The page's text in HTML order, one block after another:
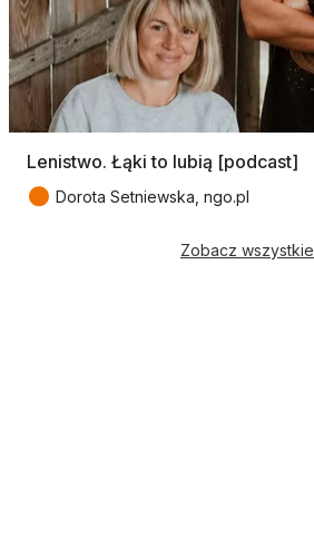
Lenistwo. Łąki to lubią [podcast]
● Dorota Setniewska, ngo.pl
Zobacz wszystkie